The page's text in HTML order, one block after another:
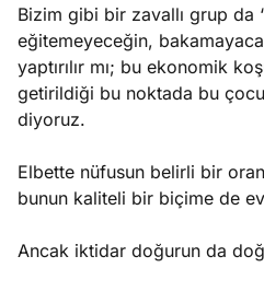
Bizim gibi bir zavallı grup da
eğitemeyeceğin,
yaptırılır mı; bu ekonomik
getirildiği bu noktada bu
diyoruz.
Elbette nüfusun belirli bir
bunun kaliteli bir biçime de
Ancak iktidar doğurun da